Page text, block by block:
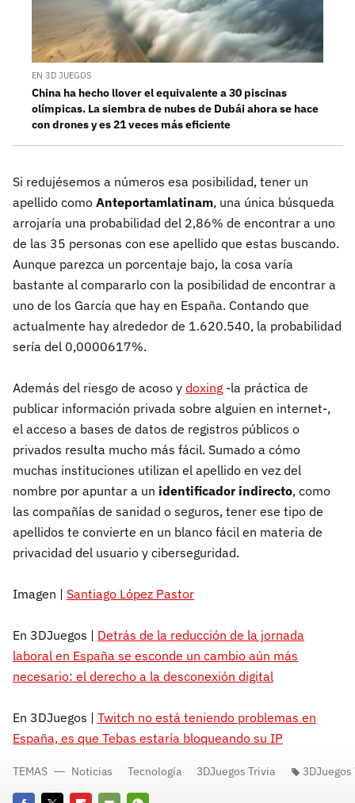
EN 3D JUEGOS
China ha hecho llover el equivalente a 30 piscinas
olímpicas. La siembra de nubes de Dubái ahora se hace
con drones y es 21 veces más eficiente
Si redujésemos a números esa posibilidad, tener un
apellido como Anteportamlatinam, una única búsqueda
arrojaría una probabilidad del 2,86% de encontrar a uno
de las 35 personas con ese apellido que estas buscando.
Aunque parezca un porcentaje bajo, la cosa varía
bastante al compararlo con la posibilidad de encontrar a
uno de los García que hay en España. Contando que
actualmente hay alrededor de 1.620.540, la probabilidad
sería del 0,0000617%.
Además del riesgo de acoso y doxing -la práctica de
publicar información privada sobre alguien en internet-,
el acceso a bases de datos de registros públicos o
privados resulta mucho más fácil. Sumado a cómo
muchas instituciones utilizan el apellido en vez del
nombre por apuntar a un identificador indirecto, como
las compañías de sanidad o seguros, tener ese tipo de
apellidos te convierte en un blanco fácil en materia de
privacidad del usuario y ciberseguridad.
Imagen | Santiago López Pastor
En 3DJuegos | Detrás de la reducción de la jornada
laboral en España se esconde un cambio aún más
necesario: el derecho a la desconexión digital
En 3DJuegos | Twitch no está teniendo problemas en
España, es que Tebas estaría bloqueando su IP
TEMAS Noticias Tecnología 3DJuegos Trivia 3DJuegos